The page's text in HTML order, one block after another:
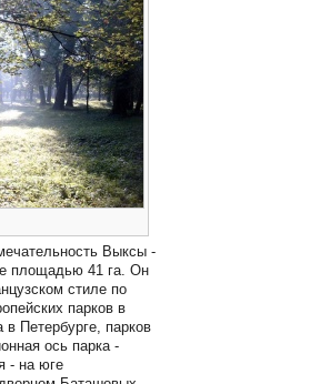
Выксы -
площадью 41 га. Он
стиле по
парков в
в Петербурге, парков
ось парка -
- на юге